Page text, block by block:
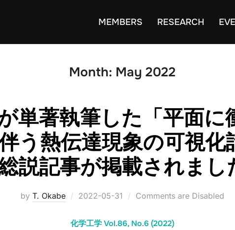
MEMBERS RESEARCH
Month: May 2022
単著執筆した「平面に
う熱伝達現象の可視化
説記事が掲載されまし
by T. Okabe
Posted
2022-05-31 Comments are Disabled
化学工学 Vol.86, No.6 (2022)